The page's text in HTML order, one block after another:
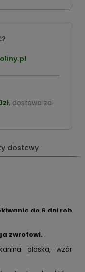
, dostawa za
dostawy
do 6 dni rob
zwrotowi.
płaska, wzór